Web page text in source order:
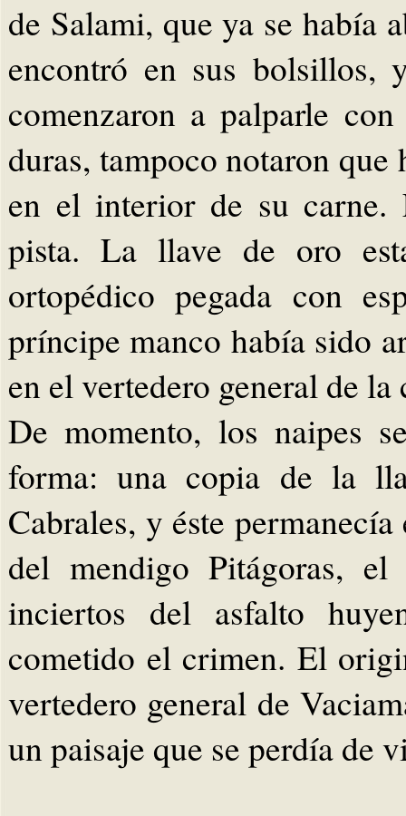
de Salami, que ya se había
encontró en sus bolsillos,
comenzaron a palparle
duras, tampoco notaron
en el interior de su carne.
pista. La llave de oro
ortopédico pegada con
príncipe manco había sido
en el vertedero general de la
De momento, los naipes
forma: una copia de la
Cabrales, y éste
del mendigo Pitágoras,
inciertos del asfalto
cometido el crimen. El
vertedero general de
un paisaje que se perdía de